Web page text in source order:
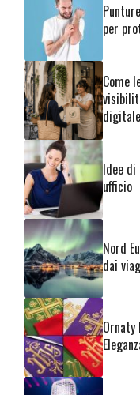
per
Come
digitale
Idee di
ufficio
Nord
dai
Ornaty